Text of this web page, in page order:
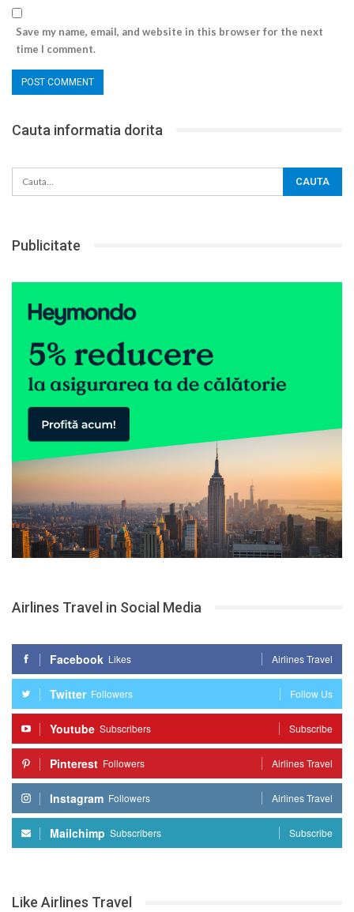
Save my name, email, and website in this browser for the next
time I comment.
Cauta informatia dorita
Publicitate
Airlines Travel in Social Media
Facebook Likes Airlines Travel
Twitter Followers Follow Us
Youtube Subscribers Subscribe
Pinterest Followers Airlines Travel
Instagram Followers Airlines Travel
Mailchimp Subscribers Subscribe
Like Airlines Travel